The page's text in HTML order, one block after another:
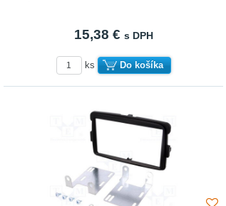
15,38 € s DPH
ks Do košíka